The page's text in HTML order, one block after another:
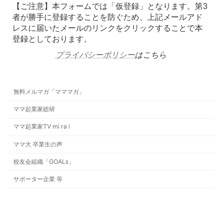
【ご注意】本フォームでは「仮登録」となります。第3
者が勝手に登録することを防ぐため、上記メールアド
レスに届いたメールのリンクをクリックすることで本
登録としております。
プライバシーポリシーはこちら
無料メルマガ「マママガ」
ママ起業家総研
ママ起業家TV mi ra i
ママ大 卒業生の声
校友会組織「GOALs」
サポーター企業 等